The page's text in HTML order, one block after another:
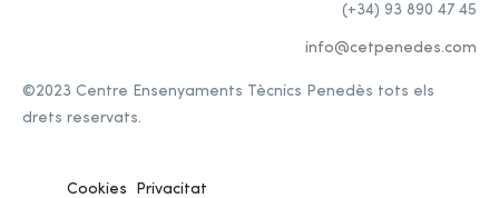
(+34) 93 890 47 45
info@cetpenedes.com
©2023 Centre Ensenyaments Tècnics Penedès tots els
drets reservats.
Cookies Privacitat